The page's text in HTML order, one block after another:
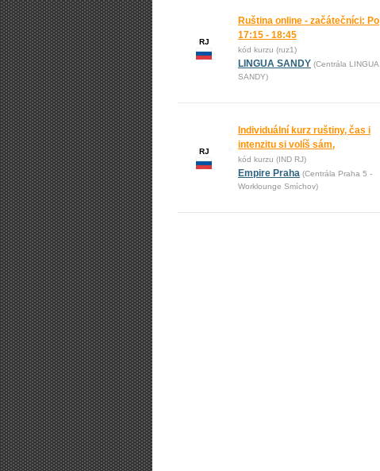
RJ
Ruština online - začátečníci: Po
17:15 - 18:45
kód kurzu (ruz1)
LINGUA SANDY (Centrála LINGUA
SANDY)
RJ
Individuální kurz ruštiny, čas i
intenzitu si volíš sám,
kód kurzu (IND RJ)
Empire Praha (Centrála Praha 5 -
Worklounge Smíchov)